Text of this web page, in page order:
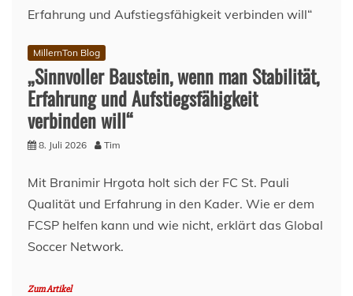
MillernTon Blog
„Sinnvoller Baustein, wenn man Stabilität,
Erfahrung und Aufstiegsfähigkeit
verbinden will“
8. Juli 2026 Tim
Mit Branimir Hrgota holt sich der FC St. Pauli
Qualität und Erfahrung in den Kader. Wie er dem
FCSP helfen kann und wie nicht, erklärt das Global
Soccer Network.
Zum Artikel